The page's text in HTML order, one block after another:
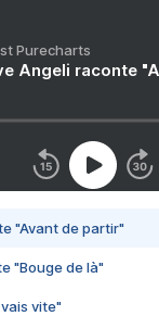
Purecharts
Angeli raconte
"Avant de partir"
"Bouge de là"
vite"